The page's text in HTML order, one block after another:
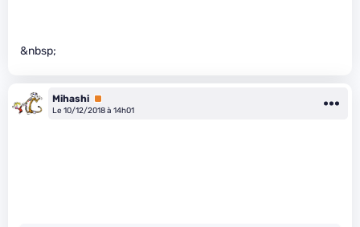
&nbsp;
Mihashi Premium
Le 10/12/2018 à 14h01